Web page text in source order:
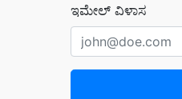
ಇಮೇಲ್ ವಿಳಾಸ